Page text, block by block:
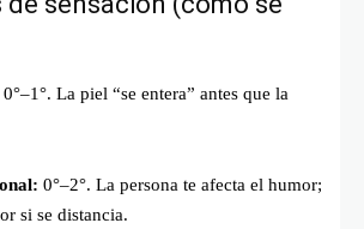
0°–1°. La piel “se entera” antes que la
0°–2°. La persona te afecta el humor;
si se distancia.